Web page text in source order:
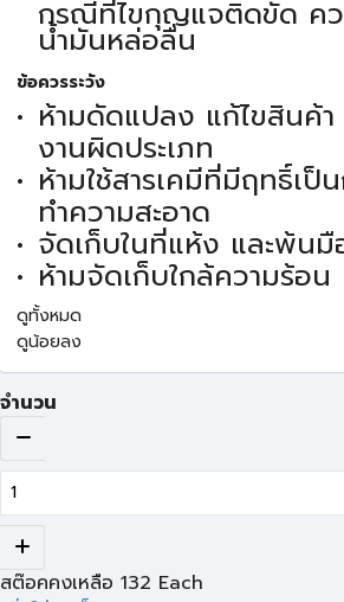
กรณีที่ไขกุญแจติดขัด ค
น้ำมันหล่อลื่น
ข้อควรระวัง
ห้ามดัดแปลง แก้ไขสินค้า
งานผิดประเภท
ห้ามใช้สารเคมีที่มีฤทธิ์เป็
ทำความสะอาด
จัดเก็บในที่แห้ง และพ้นมื
ห้ามจัดเก็บใกล้ความร้อน
ดูทั้งหมด
ดูน้อยลง
จำนวน
สต๊อคคงเหลือ 132 Each